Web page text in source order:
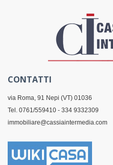
CONTATTI
via Roma, 91 Nepi (VT) 01036
Tel. 0761/559410 - 334 9332309
immobiliare@cassiaintermedia.com